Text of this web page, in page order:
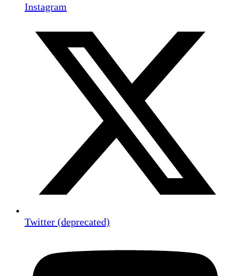
Instagram
Twitter (deprecated)